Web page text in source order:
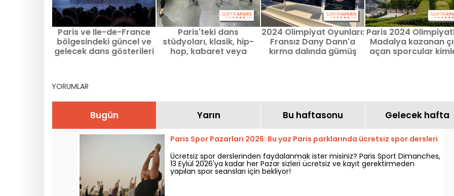
Paris ve Ile-de-France
bölgesindeki güncel ve
gelecek dans gösterileri
Paris'teki dans
stüdyoları, klasik, hip-
hop, kabaret veya
2024 Olimpiyat Oyunları:
Fransız Dany Dann'a
kırma dalında gümüş
Paris 2024
Madalya kazanan
açan sporcular
YORUMLAR
Bugün Yarın Bu haftasonu Gelecek hafta
Paris Spor Pazarları 2026: Bu yaz Paris parklarında ücretsiz spor dersleri
Ücretsiz spor derslerinden faydalanmak ister misiniz? Paris Sport Dimanches,
13 Eylül 2026'ya kadar her Pazar sizleri ücretsiz ve kayıt gerektirmeden
yapılan spor seansları için bekliyor!